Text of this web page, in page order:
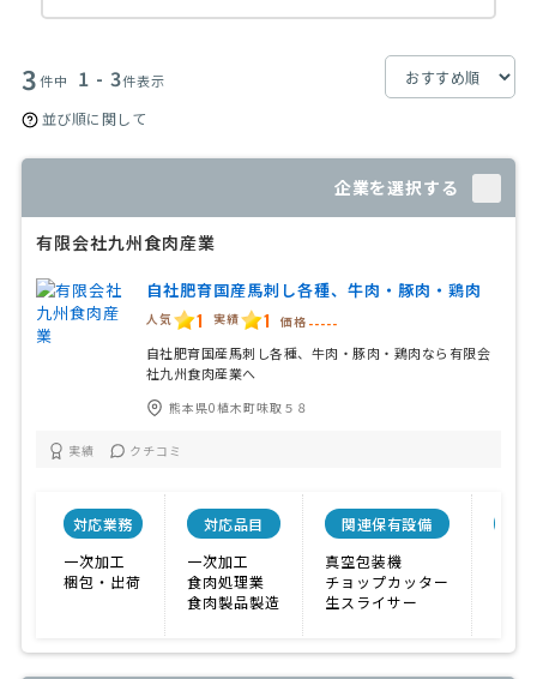
3件中 1 - 3件表示
並び順に関して
企業を選択する
有限会社九州食肉産業
自社肥育国産馬刺し各種、牛肉・豚肉・鶏肉
人気 1 実績 1 価格 -----
自社肥育国産馬刺し各種、牛肉・豚肉・鶏肉なら有限会
社九州食肉産業へ
熊本県0植木町味取５８
実績 クチコミ
対応業務
一次加工
梱包・出荷
対応品目
一次加工
食肉処理業
食肉製品製造
関連保有設備
真空包装機
チョップカッター
生スライサー